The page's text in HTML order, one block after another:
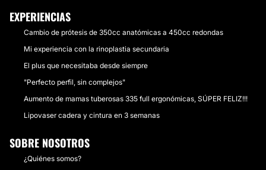
EXPERIENCIAS
Cambio de prótesis de 350cc anatómicas a 450cc redondas
Mi experiencia con la rinoplastia secundaria
El plus que necesitaba desde siempre
"Perfecto perfil, sin complejos"
Aumento de mamas tuberosas 335 full ergonómicas, SÚPER FELIZ!!!
Lipovaser cadera y cintura en 3 semanas
SOBRE NOSOTROS
¿Quiénes somos?